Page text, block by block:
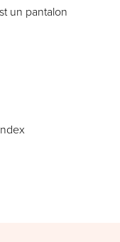
un pantalon